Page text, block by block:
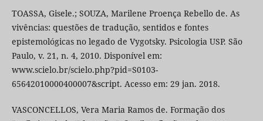
TOASSA, Gisele.; SOUZA, Marilene Proença Rebello de. As
vivências: questões de tradução, sentidos e fontes
epistemológicas no legado de Vygotsky. Psicologia USP. São
Paulo, v. 21, n. 4, 2010. Disponível em:
www.scielo.br/scielo.php?pid=S0103-
65642010000400007&script. Acesso em: 29 jan. 2018.
VASCONCELLOS, Vera Maria Ramos de. Formação dos